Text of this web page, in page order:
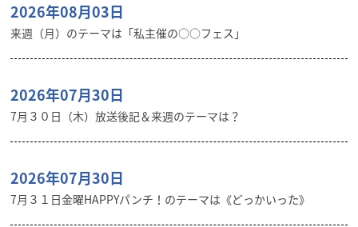
2026年08月03日
来週（月）のテーマは「私主催の○○フェス」
2026年07月30日
7月３０日（木）放送後記＆来週のテーマは？
2026年07月30日
7月３１日金曜HAPPYパンチ！のテーマは《どっかいった》